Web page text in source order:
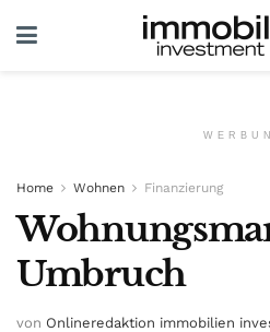
Home Wohnen Finanzierung
Umbruch
von Onlineredaktion immobilien